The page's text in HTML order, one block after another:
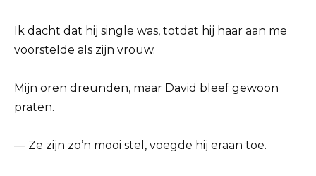
Ik dacht dat hij single was, totdat hij haar aan me
voorstelde als zijn vrouw.
Mijn oren dreunden, maar David bleef gewoon
praten.
— Ze zijn zo’n mooi stel, voegde hij eraan toe.